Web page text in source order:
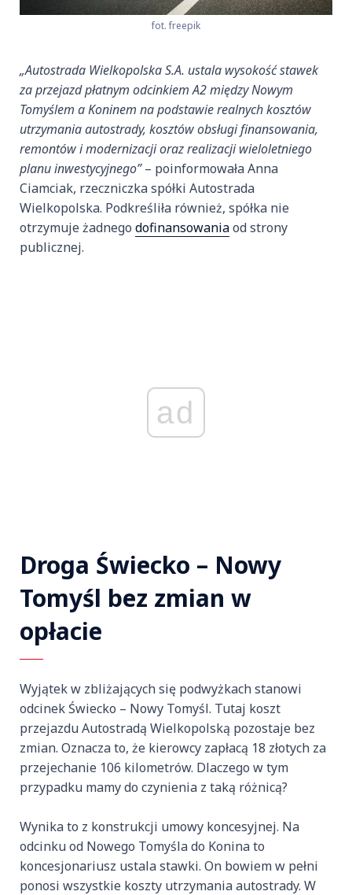
fot. freepik
„Autostrada Wielkopolska S.A. ustala wysokość stawek
za przejazd płatnym odcinkiem A2 między Nowym
Tomyślem a Koninem na podstawie realnych kosztów
utrzymania autostrady, kosztów obsługi finansowania,
remontów i modernizacji oraz realizacji wieloletniego
planu inwestycyjnego”– poinformowała Anna
Ciamciak, rzeczniczka spółki Autostrada
Wielkopolska. Podkreśliła również, spółka nie
otrzymuje żadnego dofinansowaniaod strony
publicznej.
ad
Droga Świecko – Nowy
Tomyśl bez zmian w
opłacie
Wyjątek w zbliżających się podwyżkach stanowi
odcinek Świecko – Nowy Tomyśl. Tutaj koszt
przejazdu Autostradą Wielkopolską pozostaje bez
zmian. Oznacza to, że kierowcy zapłacą 18 złotych za
przejechanie 106 kilometrów. Dlaczego w tym
przypadku mamy do czynienia z taką różnicą?
Wynika to z konstrukcji umowy koncesyjnej. Na
odcinku od Nowego Tomyśla do Konina to
koncesjonariusz ustala stawki. On bowiem w pełni
ponosi wszystkie koszty utrzymania autostrady. W